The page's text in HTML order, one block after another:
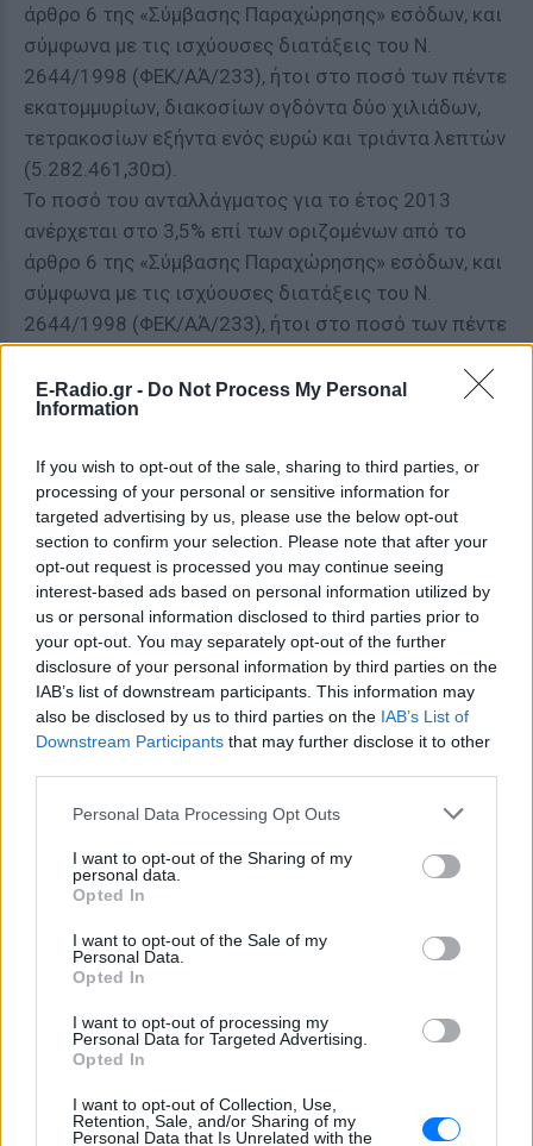
E-Radio.gr - Do Not Process My Personal
Information
If you wish to opt-out of the sale, sharing to third parties, or
processing of your personal or sensitive information for
targeted advertising by us, please use the below opt-out
section to confirm your selection. Please note that after your
opt-out request is processed you may continue seeing
interest-based ads based on personal information utilized by
us or personal information disclosed to third parties prior to
your opt-out. You may separately opt-out of the further
disclosure of your personal information by third parties on the
IAB’s list of downstream participants. This information may
also be disclosed by us to third parties on the IAB’s List of
Downstream Participants that may further disclose it to other
Personal Data Processing Opt Outs
I want to opt-out of the Sharing of my
personal data.
Opted In
I want to opt-out of the Sale of my
Personal Data.
Opted In
I want to opt-out of processing my
Personal Data for Targeted Advertising.
Opted In
I want to opt-out of Collection, Use,
Retention, Sale, and/or Sharing of my
Personal Data that Is Unrelated with the
άρθρο 6 της «Σύμβασης Παραχώρησης» εσόδων, και
σύμφωνα με τις ισχύουσες διατάξεις του Ν.
2644/1998 (ΦΕΚ/ΑΆ/233), ήτοι στο ποσό των πέντε
εκατομμυρίων, διακοσίων ογδόντα δύο χιλιάδων,
τετρακοσίων εξήντα ενός ευρώ και τριάντα λεπτών
(5.282.461,30¤).
Το ποσό του ανταλλάγματος για το έτος 2013
ανέρχεται στο 3,5% επί των οριζομένων από το
άρθρο 6 της «Σύμβασης Παραχώρησης» εσόδων, και
σύμφωνα με τις ισχύουσες διατάξεις του Ν.
2644/1998 (ΦΕΚ/ΑΆ/233), ήτοι στο ποσό των πέντε
χιλιάδων, εκατόν πενήντα πέντε ευρώ και είκοσι
λεπτών (5.574.155,20¤).
έτος 2014 ανέρχεται στο 3,5% επί των οριζομένων
από το άρθρο 6 της «Σύμβασης Παραχώρησης»
εσόδων, και σύμφωνα με τις ισχύουσες διατάξεις
του Ν. 2644/1998 (ΦΕΚ/ΑΆ/233), ήτοι στο ποσό των
πέντε εκατομμυρίων, τετρακοσίων εβδομήντα δύο
χιλιάδων, τριάντα επτά ευρώ και ογδόντα οκτώ
λεπτών (5.472.037,88¤).
Εκ των ανωτέρω προκύπτει ότι, για τα έτη 2012,
2013 και 2014, το αντάλλαγμα υπέρ του ελληνικού
δημοσίου για την χρήση ορισμένων διαύλων
επωνυμία «Multichoice Ελλάς – Παροχή υπηρεσιών
σε Ηλεκτρονικά Μέσα Μαζικής Επικοινωνίας
Ανώνυμη Εμπορική Εταιρεία» ανέρχεται στο ποσό
των δεκαέξι εκατομμυρίων, τριακοσίων είκοσι
οχτώ χιλιάδων εξακοσίων πενήντα τεσσάρων ευρώ
και τριάντα οχτώ λεπτών (16.328.654,38¤).
Επιπροσθέτως, θα θέλαμε να σας ενημερώσουμε
για τα ακόλουθα, προς υποβοήθησή σας:
Ο ισολογισμός για την χρήση ορισμένων διαύλων
ραδιοσυχνοτήτων από την εταιρεία με την